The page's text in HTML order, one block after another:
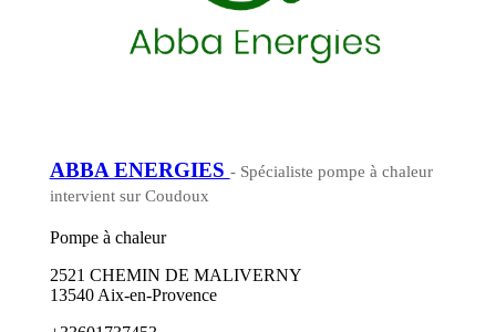
ABBA ENERGIES - Spécialiste pompe à chaleur
intervient sur Coudoux
Pompe à chaleur
2521 CHEMIN DE MALIVERNY
13540 Aix-en-Provence